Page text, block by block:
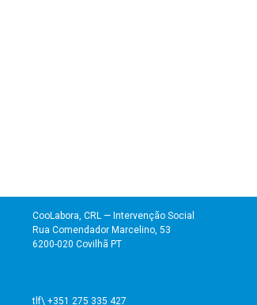
CooLabora, CRL — Intervenção Social
Rua Comendador Marcelino, 53
6200-020 Covilhã PT
tlf\ +351 275 335 427